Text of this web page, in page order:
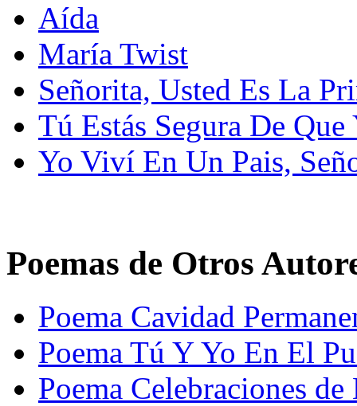
Aída
María Twist
Señorita, Usted Es La
Tú Estás Segura De Que
Yo Viví En Un Pais,
Poemas de Otros
Poema Cavidad
Poema Tú Y Yo En El
Poema Celebraciones